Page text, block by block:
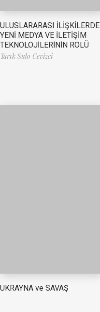
ULUSLARARASI İLİŞKİLERDE
YENİ MEDYA VE İLETİŞİM
TEKNOLOJİLERİNİN ROLÜ
Tarık Sulo Cevizci
UKRAYNA ve SAVAŞ